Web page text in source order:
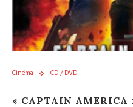
Cinéma CD / DVD
« CAPTAIN AMERICA